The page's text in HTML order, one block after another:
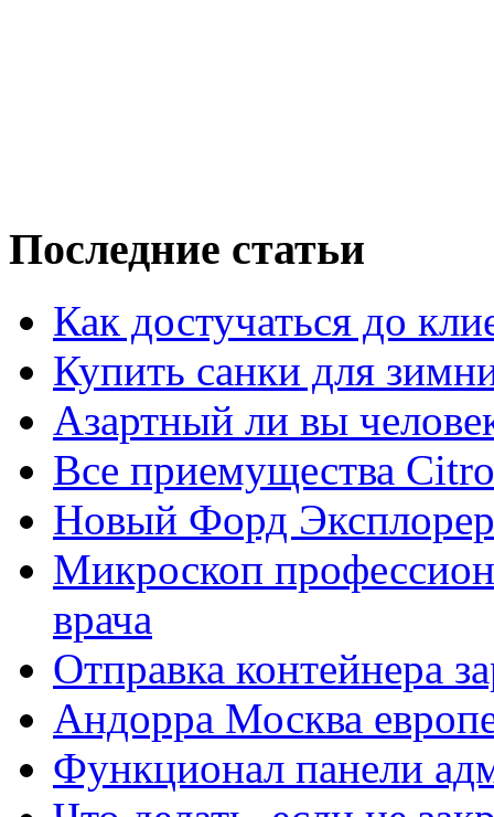
Последние статьи
Как достучаться до
Купить санки для
Азартный ли вы
Все приемущества
Новый Форд
Микроскоп
врача
Отправка контейнера
Андорра Москва
Функционал панели